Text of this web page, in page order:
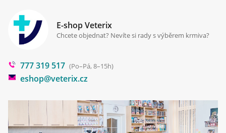
Cookies a podmínky používání
Klinika Prostějov
Poradna
Blog
E-shop Veterix
Chcete objednat? Nevíte si rady s výběrem krmiva?
777 319 517 (Po–Pá, 8–15h)
eshop@veterix.cz